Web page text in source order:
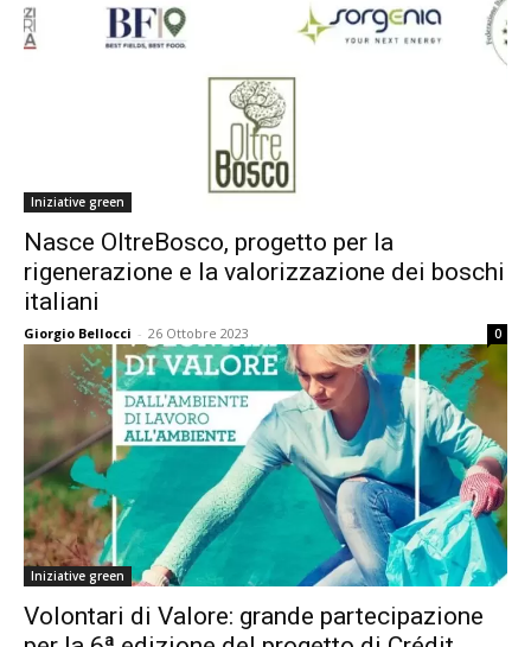
Iniziative green
Nasce OltreBosco, progetto per la
rigenerazione e la valorizzazione dei boschi
italiani
Giorgio Bellocci - 26 Ottobre 2023 0
Iniziative green
Volontari di Valore: grande partecipazione